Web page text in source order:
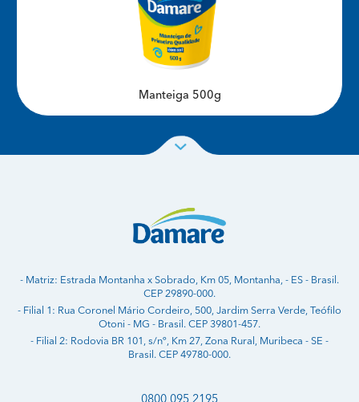
Manteiga 500g
- Matriz: Estrada Montanha x Sobrado, Km 05, Montanha, - ES - Brasil.
CEP 29890-000.
- Filial 1: Rua Coronel Mário Cordeiro, 500, Jardim Serra Verde, Teófilo
Otoni - MG - Brasil. CEP 39801-457.
- Filial 2: Rodovia BR 101, s/nº, Km 27, Zona Rural, Muribeca - SE -
Brasil. CEP 49780-000.
0800 095 2195